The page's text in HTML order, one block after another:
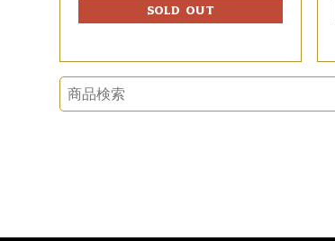
SOLD OUT